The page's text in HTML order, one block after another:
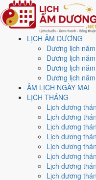
LỊCH ÂM DƯƠNG
Dương lịch
Dương lịch
Dương lịch
Dương lịch
ÂM LỊCH NGÀY MAI
LỊCH THÁNG
Lịch dương
Lịch dương
Lịch dương
Lịch dương
Lịch dương
Lịch dương
Lịch dương
Lịch dương
Trang chủ
Lịch năm 2028
Tháng 12/2028
Ngày 3/12/2028 (Nhâm
Xem ngày
lịch - Ngày
(Nhâm
Ngày 3/12/2028 dương lịch
Nhâm Tuất- Chi
Hải Thủy. Tổng hòa, đây là